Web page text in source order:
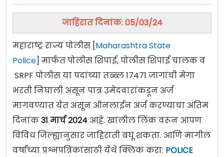
जाहिरात दिनांक: 05/03/24
महाराष्ट्र राज्य पोलीस [Maharashtra State
Police] मार्फत पोलीस शिपाई, पोलीस शिपाई चालक व
SRPF पोलीस या पदांच्या तब्ब्ल 17471 जागांची मेगा
भरती निघाली असून पात्र उमेदवारांकडून अर्ज
मागवण्यात येत असून ऑनलाईन अर्ज करण्याचा अंतिम
दिनांक31 मार्च 2024 आहे. खालील लिंक वरून आपण
विविध जिल्ह्यानुसार जाहिराती बघू शकता. आणि मागील
वर्षांच्या प्रश्नपत्रिकांसाठी येथे क्लिक करा: POLICE